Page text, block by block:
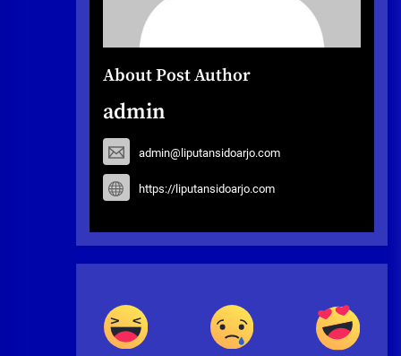
About Post Author
admin
admin@liputansidoarjo.com
https://liputansidoarjo.com